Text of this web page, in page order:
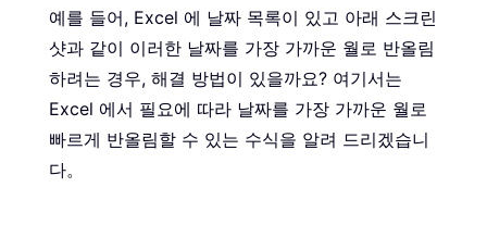
예를 들어, Excel 에 날짜 목록이 있고 아래 스크린
샷과 같이 이러한 날짜를 가장 가까운 월로 반올림
하려는 경우, 해결 방법이 있을까요? 여기서는
Excel 에서 필요에 따라 날짜를 가장 가까운 월로
빠르게 반올림할 수 있는 수식을 알려 드리겠습니
다。